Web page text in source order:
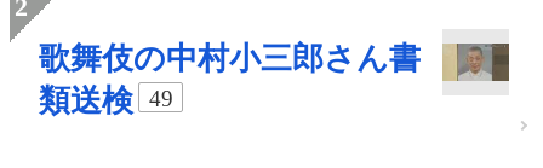
歌舞伎の中村小三郎さん書
類送検
49